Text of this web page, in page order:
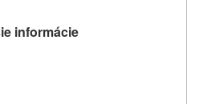
informácie